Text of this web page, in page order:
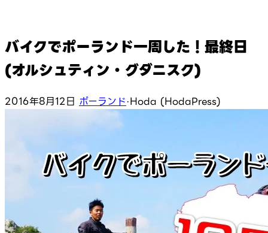
バイクでポーランド一周した！最終日
(オルシュティン・グダニスク)
2016年8月12日 ポーランド·Hoda (HodaPress)